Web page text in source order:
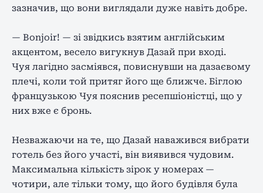
зазначив, що вони виглядали дуже навіть добре.
— Bonjoir! — зі звідкись взятим англійським
акцентом, весело вигукнув Дазай при вході.
Чуя лагідно засміявся, повиснувши на дазаєвому
плечі, коли той притяг його ще ближче. Біглою
французькою Чуя пояснив ресепшіоністці, що у
них вже є бронь.
Незважаючи на те, що Дазай наважився вибрати
готель без його участі, він виявився чудовим.
Максимальна кількість зірок у номерах —
чотири, але тільки тому, що його будівля була